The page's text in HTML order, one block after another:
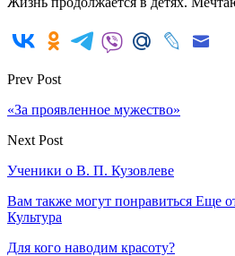
Prev Post
«За проявленное мужество»
Next Post
Ученики о В. П. Кузовлеве
Вам также могут понравиться Еще
Культура
Для кого наводим красоту?